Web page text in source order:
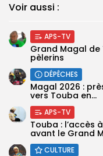
Voir aussi :
APS-TV
Grand Magal de
pèlerins
DÉPÊCHES
Magal 2026 :
vers Touba en...
APS-TV
Touba : l’accès
avant le Grand
CULTURE